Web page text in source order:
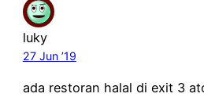
luky
27 Jun ’19
ada restoran halal di exit 3